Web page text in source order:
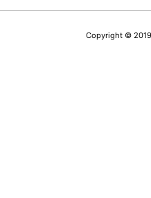
Copyright © 2019